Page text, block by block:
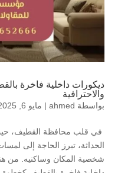
ديكورات داخلية فاخرة
والاحترافية
بواسطة ahmed
| مايو 6, 2025
في قلب محافظة القطيف،
الحداثة، تبرز الحاجة إلى
شخصية المكان وساكنيه. من